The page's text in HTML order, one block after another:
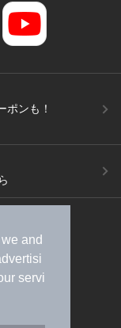
and
servi
ポンも！
のご案内
規約
採用情報